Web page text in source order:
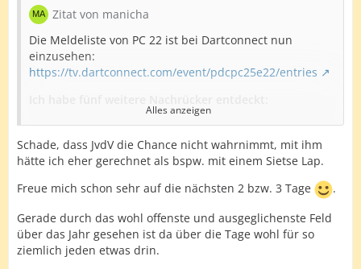
Zitat von manicha
Die Meldeliste von PC 22 ist bei Dartconnect nun
einzusehen:
https://tv.dartconnect.com/event/pdcpc25e22/entries
Jimmy van Schie, 34. CT
Jeffrey Sparidaans, 35. CT
Sietse Lap, 37. CT
Jarno Bottenberg, 45. CT
Alles anzeigen
Schade, dass JvdV die Chance nicht wahrnimmt, mit ihm
hätte ich eher gerechnet als bspw. mit einem Sietse Lap.
Freue mich schon sehr auf die nächsten 2 bzw. 3 Tage
.
Gerade durch das wohl offenste und ausgeglichenste Feld
über das Jahr gesehen ist da über die Tage wohl für so
ziemlich jeden etwas drin.